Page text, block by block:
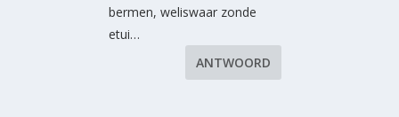
bermen, weliswaar zonde
etui…
ANTWOORD